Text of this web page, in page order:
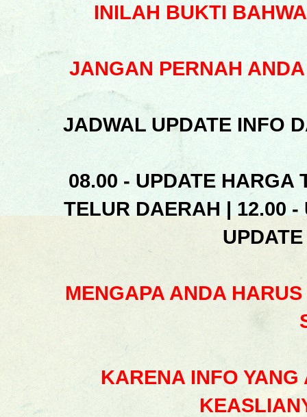
INILAH BUKTI
JANGAN PERNAH
JADWAL UPDATE INFO
08.00 - UPDATE HARGA
TELUR DAERAH | 12.00
MENGAPA ANDA
KARENA INFO